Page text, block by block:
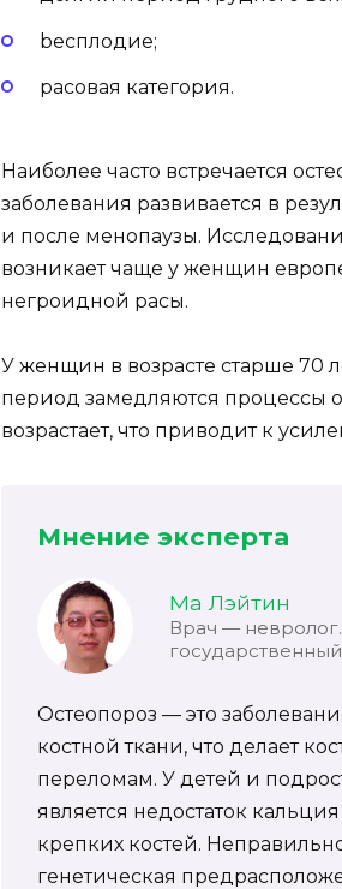
bесплодие;
расовая категория.
Наиболее часто встречается
заболевания развивается в
и после менопаузы.
возникает чаще у женщин
негроидной расы.
У женщин в возрасте старше 70
период замедляются процессы
возрастает, что приводит к
Мнение эксперта
Ма Лэйтин
Врач —
Остеопороз — это
костной ткани, что делает
переломам. У детей и
является недостаток
крепких костей.
генетическая